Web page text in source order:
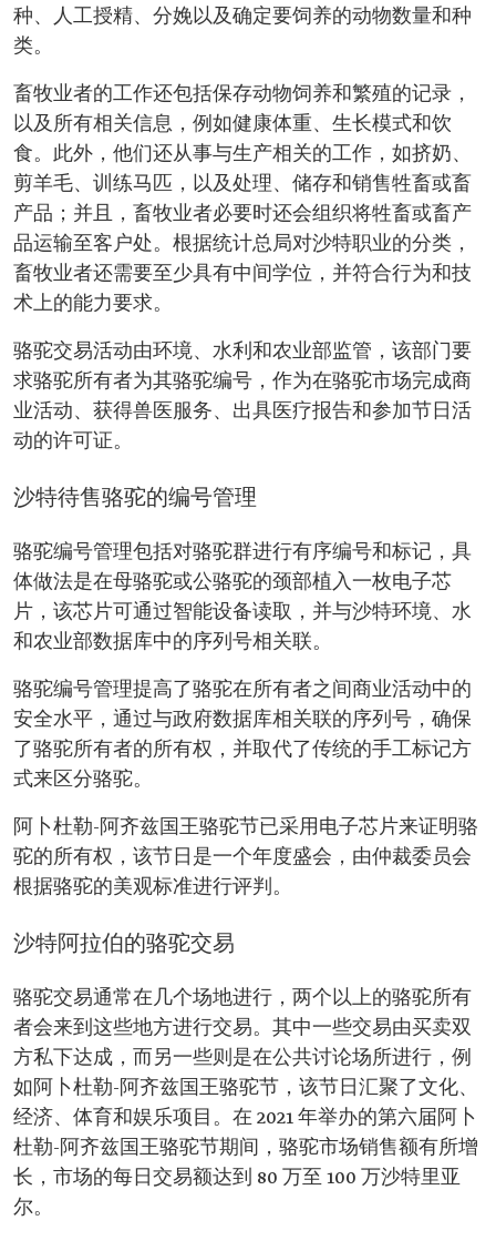
种、人工授精、分娩以及确定要饲养的动物数量和种
类。
畜牧业者的工作还包括保存动物饲养和繁殖的记录，
以及所有相关信息，例如健康体重、生长模式和饮
食。此外，他们还从事与生产相关的工作，如挤奶、
剪羊毛、训练马匹，以及处理、储存和销售牲畜或畜
产品；并且，畜牧业者必要时还会组织将牲畜或畜产
品运输至客户处。根据统计总局对沙特职业的分类，
畜牧业者还需要至少具有中间学位，并符合行为和技
术上的能力要求。
骆驼交易活动由环境、水利和农业部监管，该部门要
求骆驼所有者为其骆驼编号，作为在骆驼市场完成商
业活动、获得兽医服务、出具医疗报告和参加节日活
动的许可证。
沙特待售骆驼的编号管理
骆驼编号管理包括对骆驼群进行有序编号和标记，具
体做法是在母骆驼或公骆驼的颈部植入一枚电子芯
片，该芯片可通过智能设备读取，并与沙特环境、水
和农业部数据库中的序列号相关联。
骆驼编号管理提高了骆驼在所有者之间商业活动中的
安全水平，通过与政府数据库相关联的序列号，确保
了骆驼所有者的所有权，并取代了传统的手工标记方
式来区分骆驼。
阿卜杜勒-阿齐兹国王骆驼节已采用电子芯片来证明骆
驼的所有权，该节日是一个年度盛会，由仲裁委员会
根据骆驼的美观标准进行评判。
沙特阿拉伯的骆驼交易
骆驼交易通常在几个场地进行，两个以上的骆驼所有
者会来到这些地方进行交易。其中一些交易由买卖双
方私下达成，而另一些则是在公共讨论场所进行，例
如阿卜杜勒-阿齐兹国王骆驼节，该节日汇聚了文化、
经济、体育和娱乐项目。在 2021 年举办的第六届阿卜
杜勒-阿齐兹国王骆驼节期间，骆驼市场销售额有所增
长，市场的每日交易额达到 80 万至 100 万沙特里亚
尔。